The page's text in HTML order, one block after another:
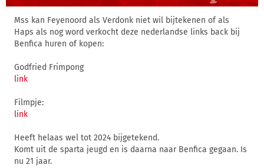
Mss kan Feyenoord als Verdonk niet wil bijtekenen of als
Haps als nog word verkocht deze nederlandse links back bij
Benfica huren of kopen:
Godfried Frimpong
link
Filmpje:
link
Heeft helaas wel tot 2024 bijgetekend.
Komt uit de sparta jeugd en is daarna naar Benfica gegaan. Is
nu 21 jaar.